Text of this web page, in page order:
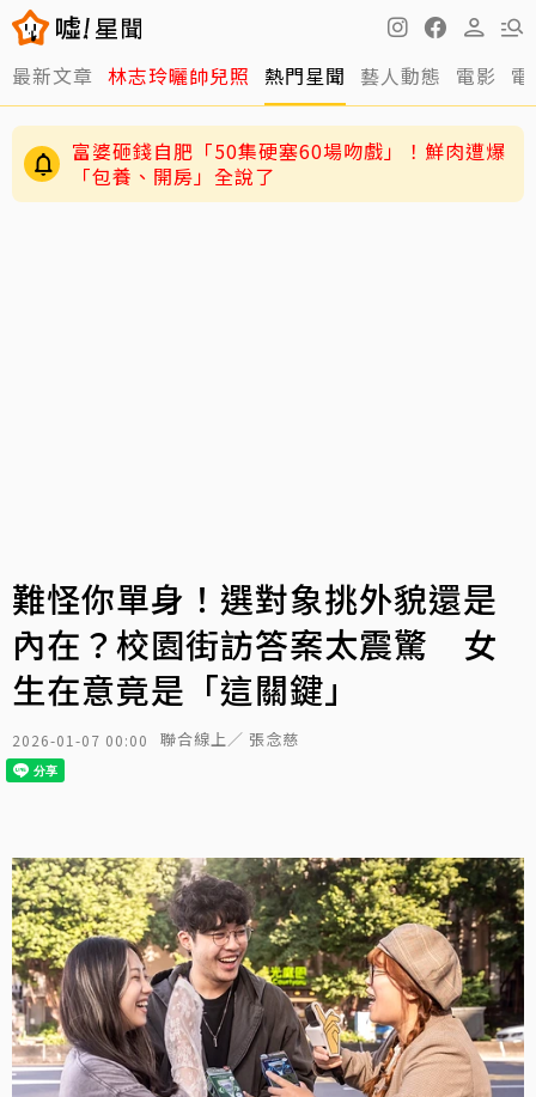
最新文章 林志玲曬帥兒照 熱門星聞 藝人動態 電影
富婆砸錢自肥「50集硬塞60場吻戲」！鮮肉遭爆
「包養、開房」全說了
難怪你單身！選對象挑外貌還是
內在？校園街訪答案太震驚 女
生在意竟是「這關鍵」
2026-01-07 00:00 聯合線上／ 張念慈